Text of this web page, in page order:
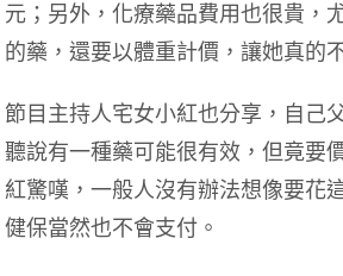
元；另外，化療藥品費用也很貴，
的藥，還要以體重計價，讓她真的
節目主持人宅女小紅也分享，自己
聽說有一種藥可能很有效，但竟要
紅驚嘆，一般人沒有辦法想像要花
健保當然也不會支付。